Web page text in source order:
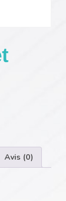
Avis (0)